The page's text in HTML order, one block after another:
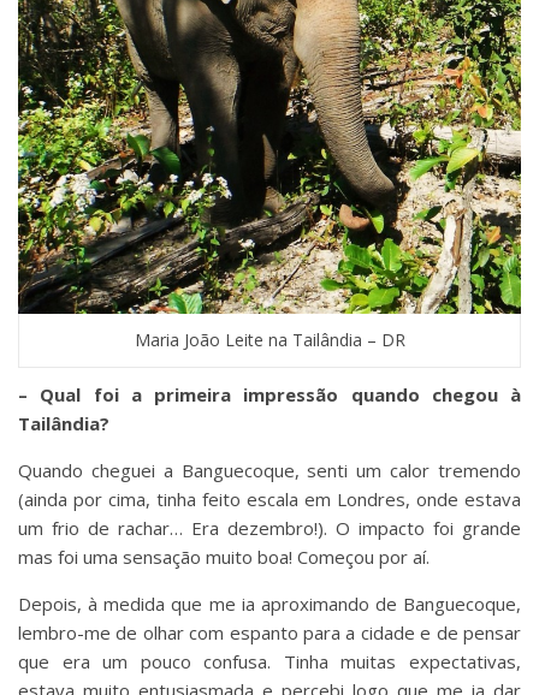
Maria João Leite na Tailândia – DR
– Qual foi a primeira impressão quando chegou à
Tailândia?
Quando cheguei a Banguecoque, senti um calor tremendo
(ainda por cima, tinha feito escala em Londres, onde estava
um frio de rachar… Era dezembro!). O impacto foi grande
mas foi uma sensação muito boa! Começou por aí.
Depois, à medida que me ia aproximando de Banguecoque,
lembro-me de olhar com espanto para a cidade e de pensar
que era um pouco confusa. Tinha muitas expectativas,
estava muito entusiasmada e percebi logo que me ia dar